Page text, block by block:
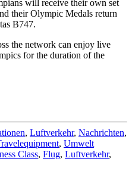
will receive their own set
their Olympic Medals return
B747.
the network can enjoy live
for the duration of the
, Luftverkehr, Nachrichten,
, Umwelt
Class, Flug, Luftverkehr,